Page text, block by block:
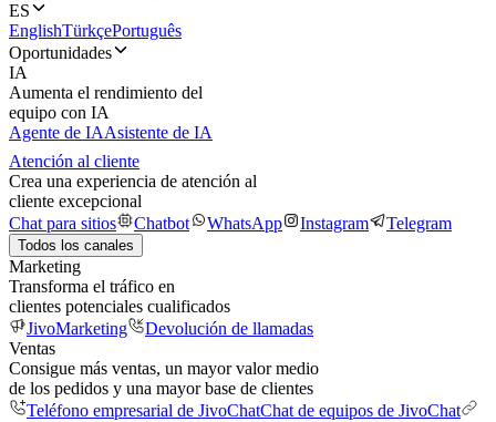
ES
EnglishTürkçePortuguês
Oportunidades
IA
Aumenta el rendimiento del
equipo con IA
Agente de IAAsistente de IA
Atención al cliente
Crea una experiencia de atención al
cliente excepcional
Chat para sitios
Chatbot WhatsApp Instagram Telegram
Todos los canales
Marketing
Transforma el tráfico en
clientes potenciales cualificados
JivoMarketing
Devolución de llamadas
Ventas
Consigue más ventas, un mayor valor medio
de los pedidos y una mayor base de clientes
Teléfono empresarial de JivoChatChat de equipos de JivoChat